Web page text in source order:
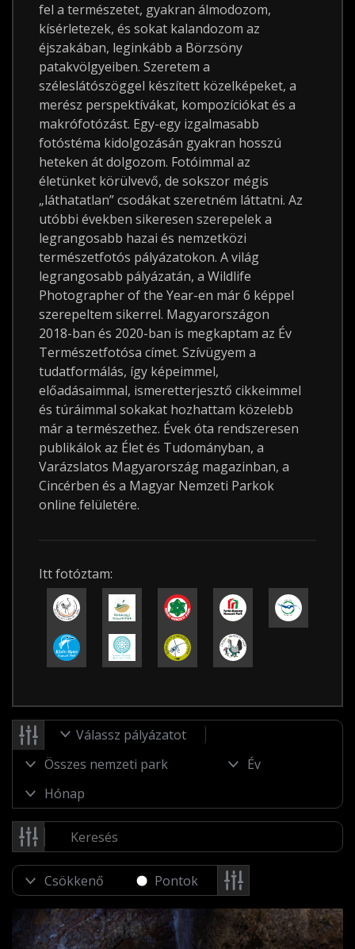
fel a természetet, gyakran álmodozom,
kísérletezek, és sokat kalandozom az
éjszakában, leginkább a Börzsöny
patakvölgyeiben. Szeretem a
széleslátószöggel készített közelképeket, a
merész perspektívákat, kompozíciókat és a
makrófotózást. Egy-egy izgalmasabb
fotóstéma kidolgozásán gyakran hosszú
heteken át dolgozom. Fotóimmal az
életünket körülvevő, de sokszor mégis
„láthatatlan” csodákat szeretném láttatni. Az
utóbbi években sikeresen szerepelek a
legrangosabb hazai és nemzetközi
természetfotós pályázatokon. A világ
legrangosabb pályázatán, a Wildlife
Photographer of the Year-en már 6 képpel
szerepeltem sikerrel. Magyarországon
2018-ban és 2020-ban is megkaptam az Év
Természetfotósa címet. Szívügyem a
tudatformálás, így képeimmel,
előadásaimmal, ismeretterjesztő cikkeimmel
és túráimmal sokakat hozhattam közelebb
már a természethez. Évek óta rendszeresen
publikálok az Élet és Tudományban, a
Varázslatos Magyarország magazinban, a
Cincérben és a Magyar Nemzeti Parkok
online felületére.
Itt fotóztam:
Válassz pályázatot
Pontok